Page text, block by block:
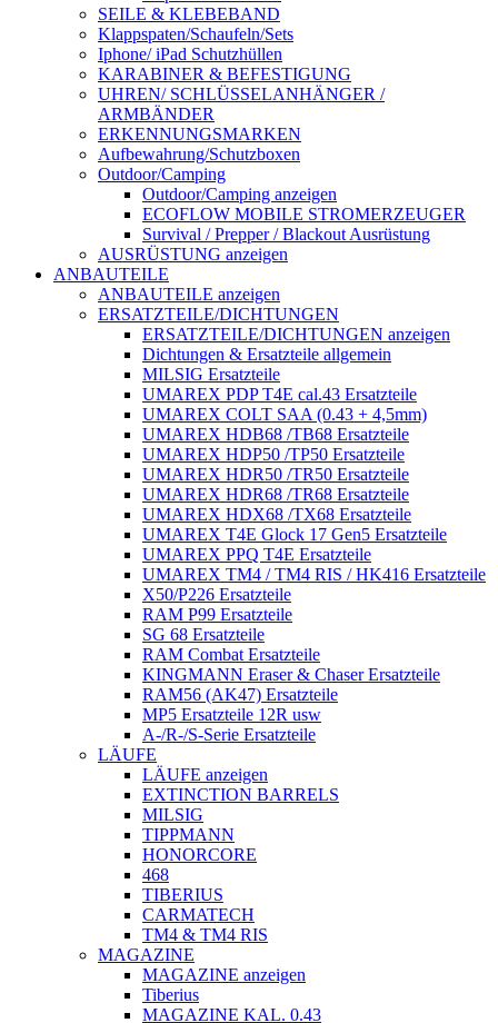
SEILE & KLEBEBAND
Klappspaten/Schaufeln/Sets
Iphone/ iPad Schutzhüllen
KARABINER & BEFESTIGUNG
UHREN/ SCHLÜSSELANHÄNGER /
ARMBÄNDER
ERKENNUNGSMARKEN
Aufbewahrung/Schutzboxen
Outdoor/Camping
Outdoor/Camping anzeigen
ECOFLOW MOBILE STROMERZEUGER
Survival / Prepper / Blackout Ausrüstung
AUSRÜSTUNG anzeigen
ANBAUTEILE
ANBAUTEILE anzeigen
ERSATZTEILE/DICHTUNGEN
ERSATZTEILE/DICHTUNGEN anzeigen
Dichtungen & Ersatzteile allgemein
MILSIG Ersatzteile
UMAREX PDP T4E cal.43 Ersatzteile
UMAREX COLT SAA (0.43 + 4,5mm)
UMAREX HDB68 /TB68 Ersatzteile
UMAREX HDP50 /TP50 Ersatzteile
UMAREX HDR50 /TR50 Ersatzteile
UMAREX HDR68 /TR68 Ersatzteile
UMAREX HDX68 /TX68 Ersatzteile
UMAREX T4E Glock 17 Gen5 Ersatzteile
UMAREX PPQ T4E Ersatzteile
UMAREX TM4 / TM4 RIS / HK416 Ersatzteile
X50/P226 Ersatzteile
RAM P99 Ersatzteile
SG 68 Ersatzteile
RAM Combat Ersatzteile
KINGMANN Eraser & Chaser Ersatzteile
RAM56 (AK47) Ersatzteile
MP5 Ersatzteile 12R usw
A-/R-/S-Serie Ersatzteile
LÄUFE
LÄUFE anzeigen
EXTINCTION BARRELS
MILSIG
TIPPMANN
HONORCORE
468
TIBERIUS
CARMATECH
TM4 & TM4 RIS
MAGAZINE
MAGAZINE anzeigen
Tiberius
MAGAZINE KAL. 0.43